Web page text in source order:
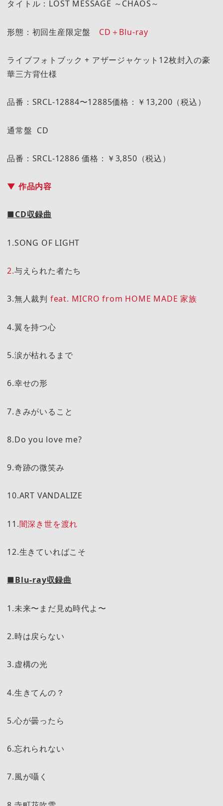
タイトル：LOST MESSAGE ～CHAOS～
形態：初回生産限定盤 CD＋Blu-ray
ライブフォトブック + アザージャケット12枚封入の豪
華三方背仕様
品番：SRCL-12884〜12885価格：￥13,200（税込）
通常盤 CD
品番：SRCL-12886 価格：￥3,850（税込）
▼ 作品内容
■CD収録曲
1.SONG OF LIGHT
2.与えられた者たち
3.無人裁判 feat. MICRO from HOME MADE 家族
4.翼を持つ心
5.涙が枯れるまで
6.幸せの形
7.きみがいること
8.Do you love me?
9.奇跡の微笑み
10.ART VANDALIZE
11.闇深き世を渡れ
12.生きていればこそ
■Blu-ray収録曲
1.未来〜まだ見ぬ時代よ〜
2.時は戻らない
3.虚構の光
4.生きてんの？
5.心が曇ったら
6.忘れられない
7.風が囁く